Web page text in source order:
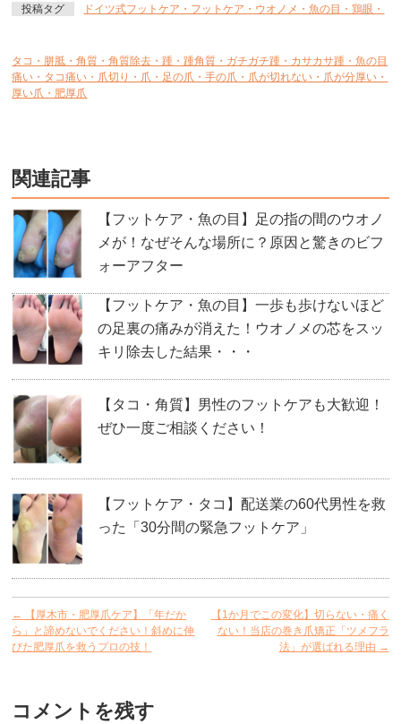
投稿タグ ドイツ式フットケア・フットケア・ウオノメ・魚の目・鶏眼・
タコ・胼胝・角質・角質除去・踵・踵角質・ガチガチ踵・カサカサ踵・魚の目
痛い・タコ痛い・爪切り・爪・足の爪・手の爪・爪が切れない・爪が分厚い・
厚い爪・肥厚爪
関連記事
【フットケア・魚の目】足の指の間のウオノ
メが！なぜそんな場所に？原因と驚きのビフ
ォーアフター
【フットケア・魚の目】一歩も歩けないほど
の足裏の痛みが消えた！ウオノメの芯をスッ
キリ除去した結果・・・
【タコ・角質】男性のフットケアも大歓迎！
ぜひ一度ご相談ください！
【フットケア・タコ】配送業の60代男性を救
った「30分間の緊急フットケア」
←
【厚木市・肥厚爪ケア】「年だか
ら」と諦めないでください！斜めに伸
びた肥厚爪を救うプロの技！
【1か月でこの変化】切らない・痛く
ない！当店の巻き爪矯正「ツメフラ
法」が選ばれる理由 →
コメントを残す